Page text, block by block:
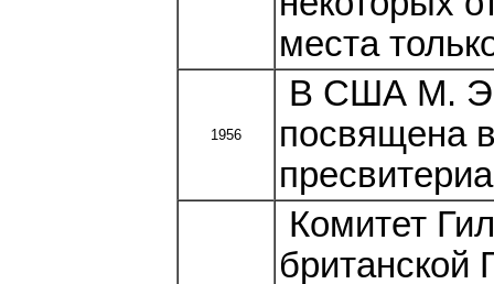
места
1956
В США М. Э.
посвящена
Комитет
британской